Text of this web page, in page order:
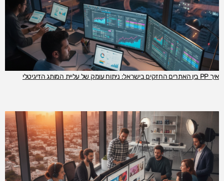
איך PP בין האתרים החזקים בישראל: ניתוח עומק של עליית המותג הדיגיטלי